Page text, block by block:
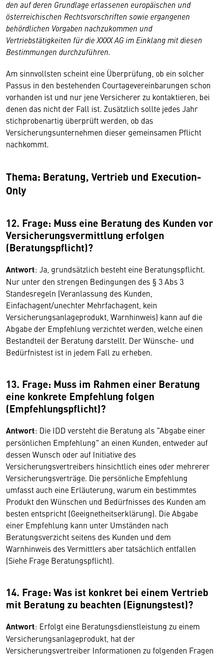
den auf deren Grundlage erlassenen europäischen und
österreichischen Rechtsvorschriften sowie ergangenen
behördlichen Vorgaben nachzukommen und
Vertriebstätigkeiten für die XXXX AG im Einklang mit diesen
Bestimmungen durchzuführen.
Am sinnvollsten scheint eine Überprüfung, ob ein solcher
Passus in den bestehenden Courtagevereinbarungen schon
vorhanden ist und nur jene Versicherer zu kontaktieren, bei
denen das nicht der Fall ist. Zusätzlich sollte jedes Jahr
stichprobenartig überprüft werden, ob das
Versicherungsunternehmen dieser gemeinsamen Pflicht
nachkommt.
Thema: Beratung, Vertrieb und Execution-
Only
12. Frage: Muss eine Beratung des Kunden vor
Versicherungsvermittlung erfolgen
(Beratungspflicht)?
Antwort: Ja, grundsätzlich besteht eine Beratungspflicht.
Nur unter den strengen Bedingungen des § 3 Abs 3
Standesregeln (Veranlassung des Kunden,
Einfachagent/unechter Mehrfachagent, kein
Versicherungsanlageprodukt, Warnhinweis) kann auf die
Abgabe der Empfehlung verzichtet werden, welche einen
Bestandteil der Beratung darstellt. Der Wünsche- und
Bedürfnistest ist in jedem Fall zu erheben.
13. Frage: Muss im Rahmen einer Beratung
eine konkrete Empfehlung folgen
(Empfehlungspflicht)?
Antwort: Die IDD versteht die Beratung als "Abgabe einer
persönlichen Empfehlung" an einen Kunden, entweder auf
dessen Wunsch oder auf Initiative des
Versicherungsvertreibers hinsichtlich eines oder mehrerer
Versicherungsverträge. Die persönliche Empfehlung
umfasst auch eine Erläuterung, warum ein bestimmtes
Produkt den Wünschen und Bedürfnisses des Kunden am
besten entspricht (Geeignetheitserklärung). Die Abgabe
einer Empfehlung kann unter Umständen nach
Beratungsverzicht seitens des Kunden und dem
Warnhinweis des Vermittlers aber tatsächlich entfallen
(Siehe Frage Beratungspflicht).
14. Frage: Was ist konkret bei einem Vertrieb
mit Beratung zu beachten (Eignungstest)?
Antwort: Erfolgt eine Beratungsdienstleistung zu einem
Versicherungsanlageprodukt, hat der
Versicherungsvertreiber Informationen zu folgenden Fragen